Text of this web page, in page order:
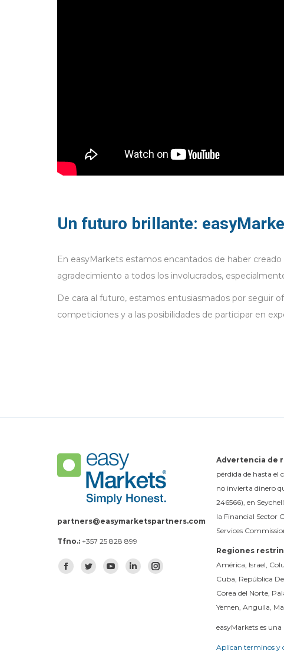
Un futuro brillante:
En easyMarkets estamos encantados de haber
agradecimiento a todos los involucrados,
De cara al futuro, estamos entusiasmados por seguir
competiciones y a las posibilidades de participar en
partners@easymarketspartners.com
Tfno.: +357 25 828 899
Encuéntranos en:
Facebook
TwitterYouTubeLinkedinInstagram
Advertencia de
pérdida de hasta el
no invierta dinero
246566), en
la Financial Sector
Services
Regiones
América, Israel,
Cuba, República
Corea del Norte,
Yemen, Anguila,
easyMarkets es
Aplican terminos y